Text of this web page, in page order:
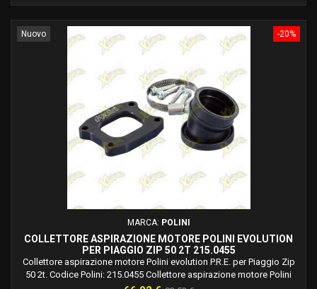
-20%
Nuovo
MARCA: POLINI
COLLETTORE ASPIRAZIONE MOTORE POLINI EVOLUTION
PER PIAGGIO ZIP 50 2T 215.0455
Collettore aspirazione motore Polini evolution P.R.E. per Piaggio Zip
50 2t. Codice Polini: 215.0455 Collettore aspirazione motore Polini